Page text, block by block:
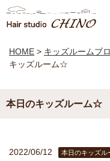
HOME > キッズルームブ
キッズルーム☆
本日のキッズルーム☆
2022/06/12 本日のキッズ